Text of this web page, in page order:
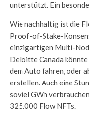
unterstützt. Ein
Wie nachhaltig ist die
Proof-of-Stake-
einzigartigen Multi-
Deloitte Canada
dem Auto fahren, oder
erstellen. Auch eine
soviel GWh
325.000 Flow NFTs.